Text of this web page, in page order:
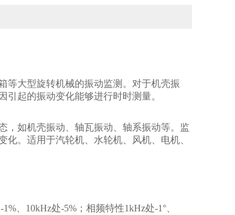
等大型旋转机械的振动监测。对于机壳振
起的振动变化能够进行时时测量。
，如机壳振动、轴瓦振动、轴系振动等。监
。适用于汽轮机、水轮机、风机、电机、
、10kHz处-5%；相频特性1kHz处-1°、